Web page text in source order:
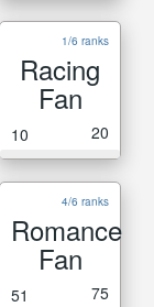
1/6 ranks
Racing
Fan
10 20
4/6 ranks
Romance
Fan
51 75